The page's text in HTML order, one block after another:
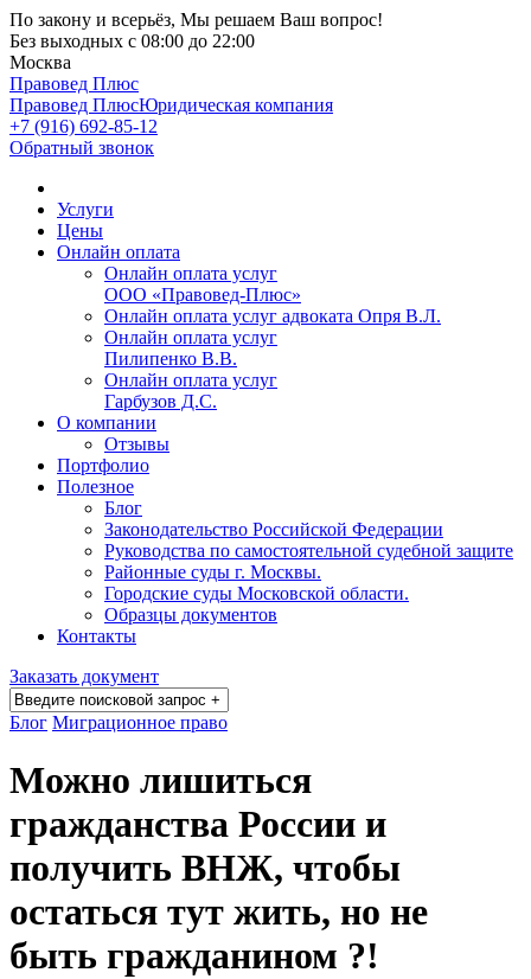
По закону и всерьёз, Мы решаем Ваш вопрос!
Без выходных с 08:00 до 22:00
Москва
Правовед Плюс
Правовед ПлюсЮридическая компания
+7 (916) 692-85-12
Обратный звонок
Услуги
Цены
Онлайн оплата
Онлайн оплата услуг
ООО «Правовед-Плюс»
Онлайн оплата услуг адвоката Опря В.Л.
Онлайн оплата услуг
Пилипенко В.В.
Онлайн оплата услуг
Гарбузов Д.С.
О компании
Отзывы
Портфолио
Полезное
Блог
Законодательство Российской Федерации
Руководства по самостоятельной судебной защите
Районные суды г. Москвы.
Городские суды Московской области.
Образцы документов
Контакты
Заказать документ
Блог Миграционное право
Можно лишиться
гражданства России и
получить ВНЖ, чтобы
остаться тут жить, но не
быть гражданином ?!